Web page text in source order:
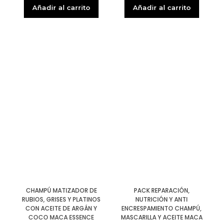
Añadir al carrito Añadir al carrito
CHAMPÚ MATIZADOR DE
RUBIOS, GRISES Y PLATINOS
CON ACEITE DE ARGÁN Y
COCO MACA ESSENCE
PACK REPARACIÓN,
NUTRICIÓN Y ANTI
ENCRESPAMIENTO CHAMPÚ,
MASCARILLA Y ACEITE MACA